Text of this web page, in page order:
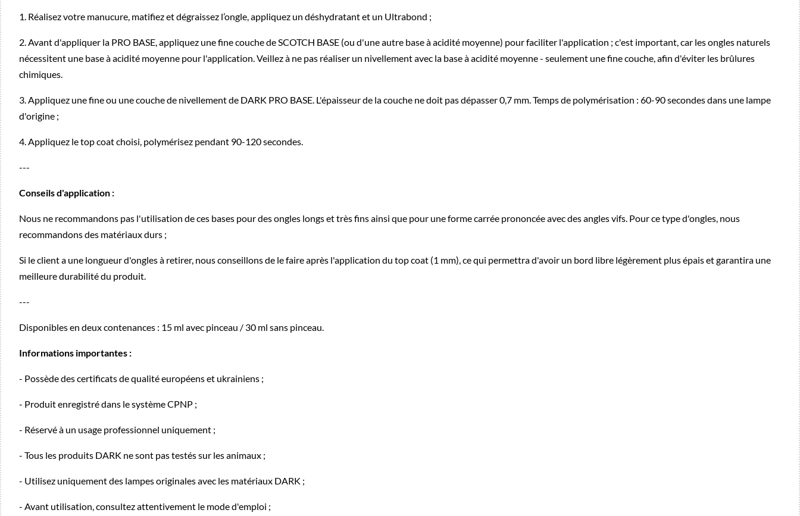
1. Réalisez votre manucure, matifiez et dégraissez l’ongle, appliquez un déshydratant et un Ultrabond ;
2. Avant d'appliquer la PRO BASE, appliquez une fine couche de SCOTCH BASE (ou d'une autre base à acidité moyenne) pour faciliter l'application ; c'est important, car les ongles naturels
nécessitent une base à acidité moyenne pour l'application. Veillez à ne pas réaliser un nivellement avec la base à acidité moyenne - seulement une fine couche, afin d'éviter les brûlures
chimiques.
3. Appliquez une fine ou une couche de nivellement de DARK PRO BASE. L'épaisseur de la couche ne doit pas dépasser 0,7 mm. Temps de polymérisation : 60-90 secondes dans une lampe
d'origine ;
4. Appliquez le top coat choisi, polymérisez pendant 90-120 secondes.
---
Conseils d'application :
Nous ne recommandons pas l'utilisation de ces bases pour des ongles longs et très fins ainsi que pour une forme carrée prononcée avec des angles vifs. Pour ce type d'ongles, nous
recommandons des matériaux durs ;
Si le client a une longueur d'ongles à retirer, nous conseillons de le faire après l'application du top coat (1 mm), ce qui permettra d'avoir un bord libre légèrement plus épais et garantira une
meilleure durabilité du produit.
---
Disponibles en deux contenances : 15 ml avec pinceau / 30 ml sans pinceau.
Informations importantes :
- Possède des certificats de qualité européens et ukrainiens ;
- Produit enregistré dans le système CPNP ;
- Réservé à un usage professionnel uniquement ;
- Tous les produits DARK ne sont pas testés sur les animaux ;
- Utilisez uniquement des lampes originales avec les matériaux DARK ;
- Avant utilisation, consultez attentivement le mode d'emploi ;